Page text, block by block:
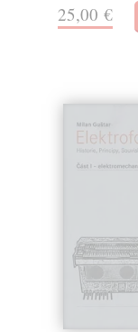
25,00 €